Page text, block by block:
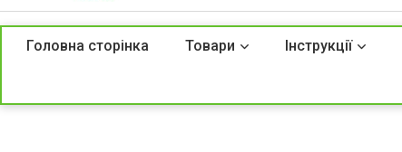
Головна сторінка Товари Інструкції